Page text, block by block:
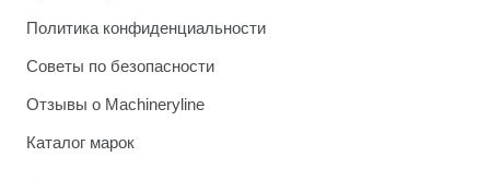
Политика конфиденциальности
Советы по безопасности
Отзывы о Machineryline
Каталог марок